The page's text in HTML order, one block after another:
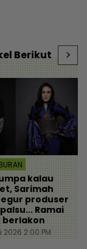
Berikut
kalau
Sarimah
produser
Ramai
berlakon
2026 2:00 PM